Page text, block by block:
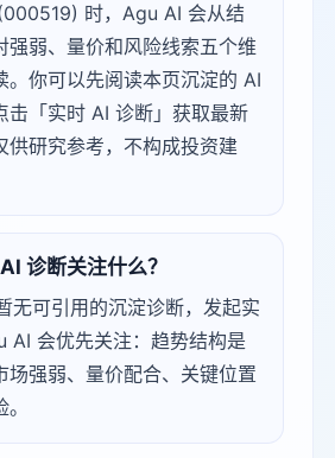
时，Agu AI 会从结
强弱、量价和风险线索五个维
。你可以先阅读本页沉淀的 AI
击「实时 AI 诊断」获取最新
供研究参考，不构成投资建
诊断关注什么？
无可引用的沉淀诊断，发起实
AI 会优先关注：趋势结构是
场强弱、量价配合、关键位置